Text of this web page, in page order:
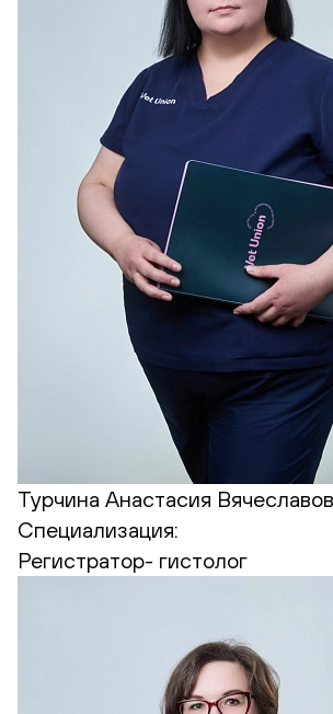
Турчина Анастасия
Специализация:
Регистратор- гистолог